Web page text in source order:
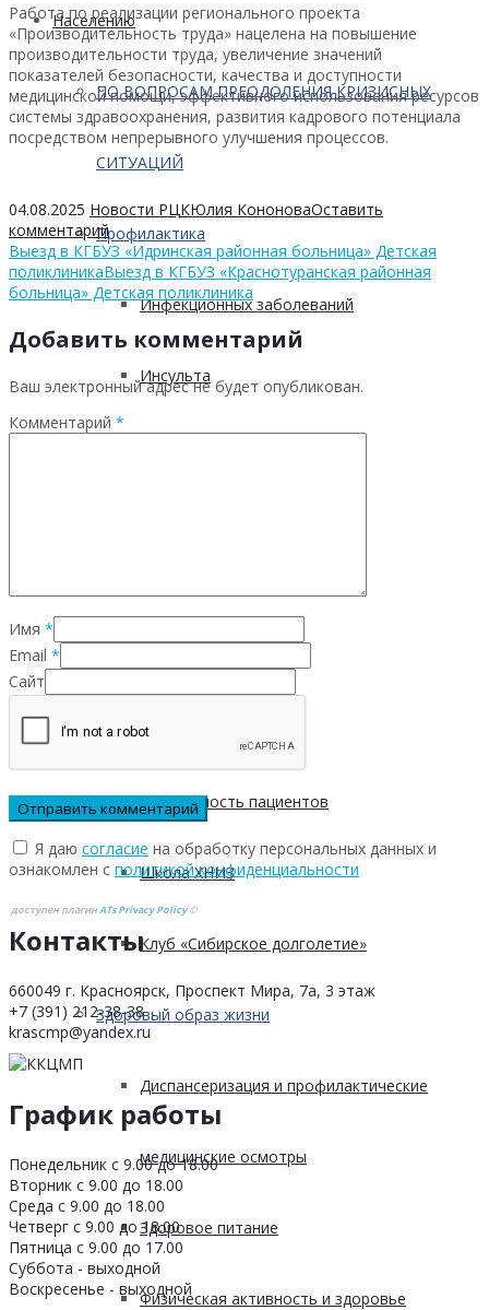
Населению
ПО ВОПРОСАМ ПРЕОДОЛЕНИЯ КРИЗИСНЫХ
СИТУАЦИЙ
Профилактика
Инфекционных заболеваний
Инсульта
Гепатита С
Безопасность пациентов
Школа ХНИЗ
Клуб «Сибирское долголетие»
Здоровый образ жизни
Диспансеризация и профилактические
медицинские осмотры
Здоровое питание
Физическая активность и здоровье
Работа по реализации регионального проекта
«Производительность труда» нацелена на повышение
производительности труда, увеличение значений
показателей безопасности, качества и доступности
медицинской помощи, эффективного использования ресурсов
системы здравоохранения, развития кадрового потенциала
посредством непрерывного улучшения процессов.
04.08.2025 Новости РЦКЮлия КононоваОставить
комментарий
Выезд в КГБУЗ «Идринская районная больница» Детская
поликлиникаВыезд в КГБУЗ «Краснотуранская районная
больница» Детская поликлиника
Добавить комментарий
Ваш электронный адрес не будет опубликован.
Комментарий *
Имя *
Email *
Сайт
Я даю согласие на обработку персональных данных и
ознакомлен с политикой конфиденциальности
доступен плагинATs Privacy Policy©
Контакты
660049 г. Красноярск, Проспект Мира, 7а, 3 этаж
+7 (391) 212-38-38
krascmp@yandex.ru
График работы
Понедельник с 9.00 до 18.00
Вторник с 9.00 до 18.00
Среда с 9.00 до 18.00
Четверг с 9.00 до 18.00
Пятница с 9.00 до 17.00
Суббота - выходной
Воскресенье - выходной